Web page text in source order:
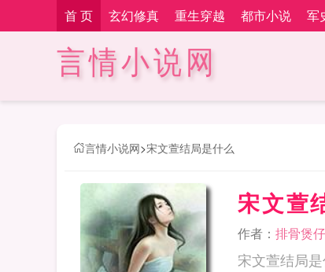
首 页 玄幻修真 重生穿越 都市小说 军
言情小说网
言情小说网>宋文萱结局是什么
宋文萱
作者： 排骨煲
宋文萱结局